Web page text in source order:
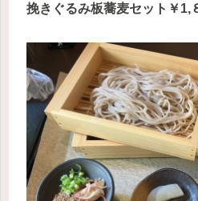
挽きぐるみ板蕎麦セット￥1,